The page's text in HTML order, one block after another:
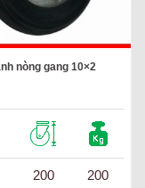
nòng gang 10×2
200 200